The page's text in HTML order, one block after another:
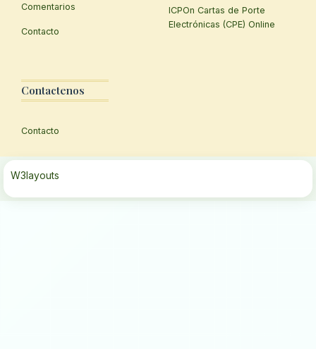
Comentarios
Contacto
ICPOn Cartas de Porte
Electrónicas (CPE) Online
Contactenos
Contacto
W3layouts